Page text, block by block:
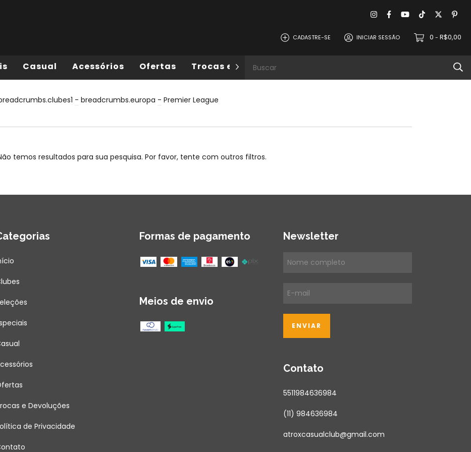
CADASTRE-SE INICIAR SESSÃO 0 - R$0,00
Casual Acessórios Ofertas Trocas e Devoluções
- breadcrumbs.europa - Premier League
temos resultados para sua pesquisa. Por favor, tente com outros filtros.
e Devoluções
de Privacidade
Formas de pagamento
Meios de envio
Newsletter
Contato
5511984636984
(11) 984636984
atroxcasualclub@gmail.com